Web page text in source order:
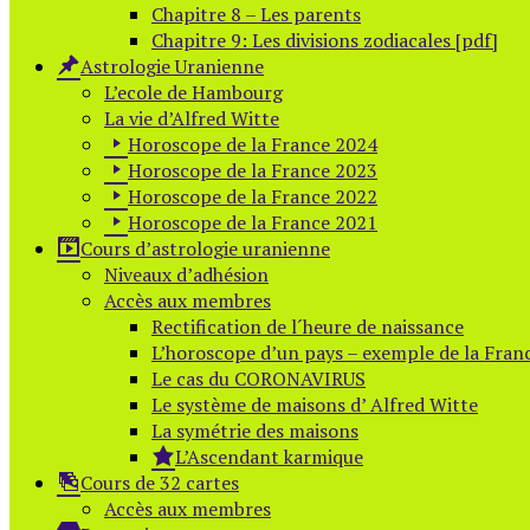
Chapitre 8 – Les parents
Chapitre 9: Les divisions zodiacales [pdf]
Astrologie Uranienne
L’ecole de Hambourg
La vie d’Alfred Witte
Horoscope de la France 2024
Horoscope de la France 2023
Horoscope de la France 2022
Horoscope de la France 2021
Cours d’astrologie uranienne
Niveaux d’adhésion
Accès aux membres
Rectification de l´heure de naissance
L’horoscope d’un pays – exemple de la
Le cas du CORONAVIRUS
Le système de maisons d’ Alfred Witte
La symétrie des maisons
L’Ascendant karmique
Cours de 32 cartes
Accès aux membres